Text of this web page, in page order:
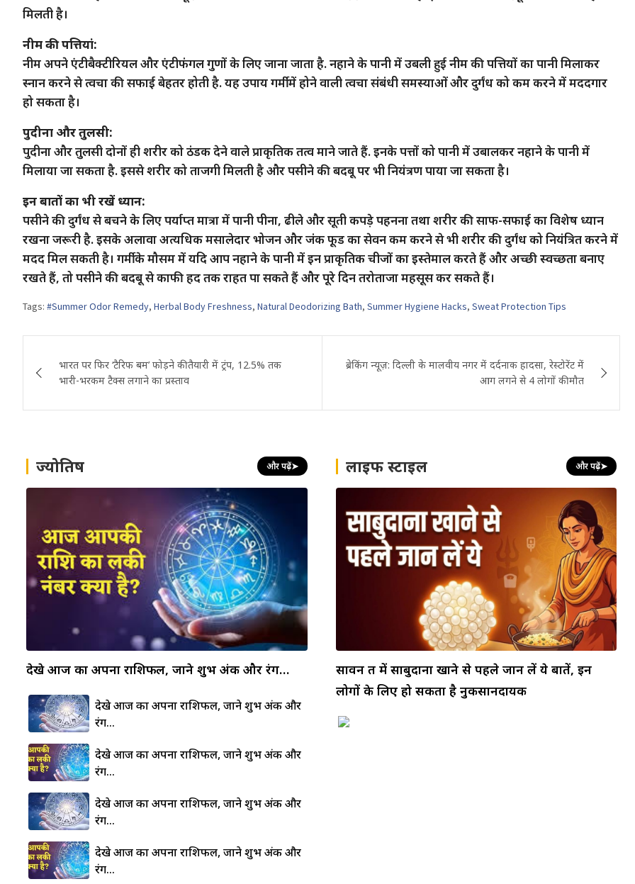
मिलती है।
नीम की पत्तियां:
नीम अपने एंटीबैक्टीरियल और एंटीफंगल गुणों के लिए जाना जाता है. नहाने के पानी में उबली हुई नीम की पत्तियों का पानी मिलाकर
स्नान करने से त्वचा की सफाई बेहतर होती है. यह उपाय गर्मी में होने वाली त्वचा संबंधी समस्याओं और दुर्गंध को कम करने में मददगार
हो सकता है।
पुदीना और तुलसी:
पुदीना और तुलसी दोनों ही शरीर को ठंडक देने वाले प्राकृतिक तत्व माने जाते हैं. इनके पत्तों को पानी में उबालकर नहाने के पानी में
मिलाया जा सकता है. इससे शरीर को ताजगी मिलती है और पसीने की बदबू पर भी नियंत्रण पाया जा सकता है।
इन बातों का भी रखें ध्यान:
पसीने की दुर्गंध से बचने के लिए पर्याप्त मात्रा में पानी पीना, ढीले और सूती कपड़े पहनना तथा शरीर की साफ-सफाई का विशेष ध्यान
रखना जरूरी है. इसके अलावा अत्यधिक मसालेदार भोजन और जंक फूड का सेवन कम करने से भी शरीर की दुर्गंध को नियंत्रित करने में
मदद मिल सकती है। गर्मी के मौसम में यदि आप नहाने के पानी में इन प्राकृतिक चीजों का इस्तेमाल करते हैं और अच्छी स्वच्छता बनाए
रखते हैं, तो पसीने की बदबू से काफी हद तक राहत पा सकते हैं और पूरे दिन तरोताजा महसूस कर सकते हैं।
Tags: #Summer Odor Remedy, Herbal Body Freshness, Natural Deodorizing Bath, Summer Hygiene Hacks, Sweat Protection Tips
navigation
भारत पर फिर ‘टैरिफ बम’ फोड़ने की तैयारी में ट्रंप, 12.5% तक
भारी-भरकम टैक्स लगाने का प्रस्ताव
ब्रेकिंग न्यूज़: दिल्ली के मालवीय नगर में दर्दनाक हादसा, रेस्टोरेंट में
आग लगने से 4 लोगों की मौत
ज्योतिष और पढ़ें➤
देखे आज का अपना राशिफल, जाने शुभ अंक और रंग…
देखे आज का अपना राशिफल, जाने शुभ अंक और
रंग…
देखे आज का अपना राशिफल, जाने शुभ अंक और
रंग…
देखे आज का अपना राशिफल, जाने शुभ अंक और
रंग…
देखे आज का अपना राशिफल, जाने शुभ अंक और
रंग…
लाइफ स्टाइल और पढ़ें➤
सावन व्रत में साबुदाना खाने से पहले जान लें ये बातें, इन
लोगों के लिए हो सकता है नुकसानदायक